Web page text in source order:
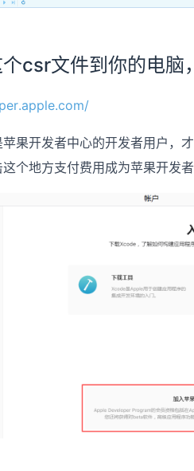
csr文件到你的电脑
果开发者中心的开发者用户，
个地方支付费用成为苹果开发